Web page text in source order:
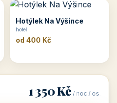
Hotýlek Na Výšince
hotel
od 400 Kč
1 350 Kč / noc / os.